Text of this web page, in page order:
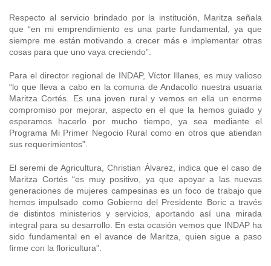
Respecto al servicio brindado por la institución, Maritza señala
que “en mi emprendimiento es una parte fundamental, ya que
siempre me están motivando a crecer más e implementar otras
cosas para que uno vaya creciendo”.
Para el director regional de INDAP, Víctor Illanes, es muy valioso
“lo que lleva a cabo en la comuna de Andacollo nuestra usuaria
Maritza Cortés. Es una joven rural y vemos en ella un enorme
compromiso por mejorar, aspecto en el que la hemos guiado y
esperamos hacerlo por mucho tiempo, ya sea mediante el
Programa Mi Primer Negocio Rural como en otros que atiendan
sus requerimientos”.
El seremi de Agricultura, Christian Álvarez, indica que el caso de
Maritza Cortés “es muy positivo, ya que apoyar a las nuevas
generaciones de mujeres campesinas es un foco de trabajo que
hemos impulsado como Gobierno del Presidente Boric a través
de distintos ministerios y servicios, aportando así una mirada
integral para su desarrollo. En esta ocasión vemos que INDAP ha
sido fundamental en el avance de Maritza, quien sigue a paso
firme con la floricultura”.